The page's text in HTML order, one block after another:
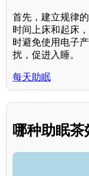
首先，建立规律
时间上床和起床
时避免使用电子
扰，促进入睡。
每天助眠
哪种助眠茶